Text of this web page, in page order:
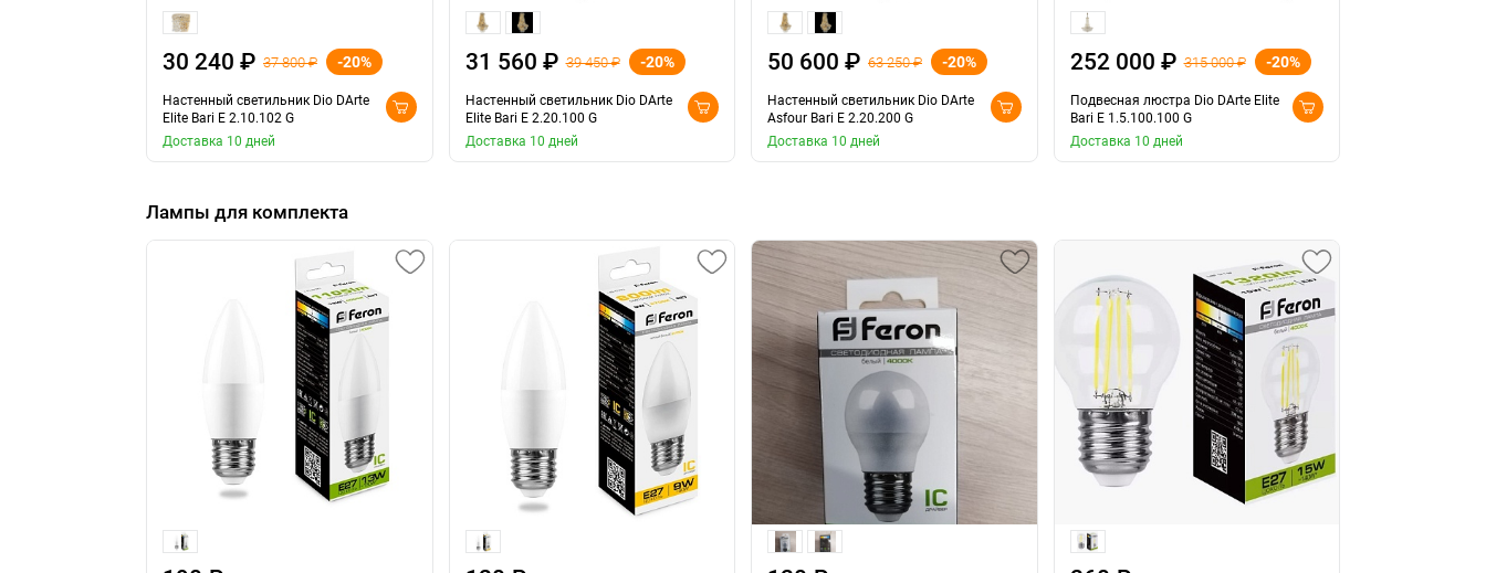
30 240 ₽ 37 800 ₽ -20%
Настенный светильник Dio DArte
Elite Bari E 2.10.102 G
Доставка 10 дней
31 560 ₽ 39 450 ₽ -20%
Настенный светильник Dio DArte
Elite Bari E 2.20.100 G
Доставка 10 дней
50 600 ₽ 63 250 ₽ -20%
Настенный светильник Dio DArte
Asfour Bari E 2.20.200 G
Доставка 10 дней
252 000 ₽ 315 000 ₽ -20%
Подвесная люстра Dio DArte Elite
Bari E 1.5.100.100 G
Доставка 10 дней
Лампы для комплекта